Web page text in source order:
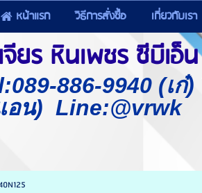
หน้าแรก วิธีการสั่งซื้อ เกี่ยวกับเรา
ยร หินเพชร ซีบีเอ็
886-9940 (เก๋
อน) Line:@vrwk